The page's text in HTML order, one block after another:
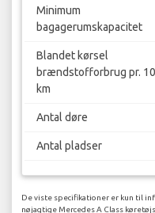
Minimum
bagagerumskapacitet
Blandet kørsel
brændstofforbrug pr.
km
Antal døre
Antal pladser
De viste specifikationer er kun til
nøjagtige Mercedes A Class